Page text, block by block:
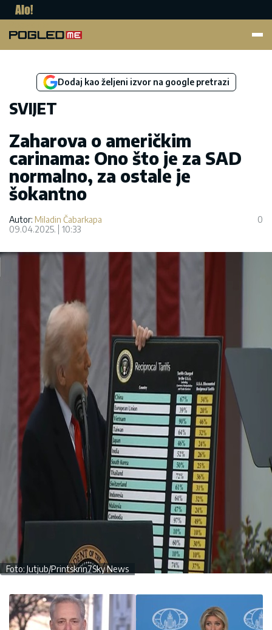
Dodaj kao željeni izvor na google pretrazi
SVIJET
Zaharova o američkim
carinama: Ono što je za SAD
normalno, za ostale je
šokantno
Autor: Miladin Čabarkapa
09.04.2025.
10:33
0
Foto: Jutjub/Printskrin7Sky News